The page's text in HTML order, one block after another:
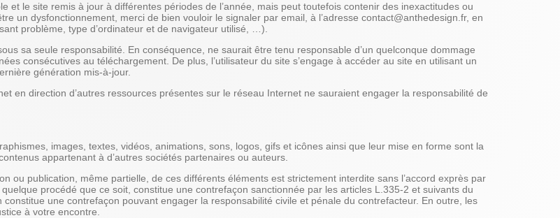
et le site remis à jour à différentes périodes de l’année, mais peut toutefois contenir des inexactitudes ou
un dysfonctionnement, merci de bien vouloir le signaler par email, à l’adresse contact@anthedesign.fr, en
problème, type d’ordinateur et de navigateur utilisé, …).
sa seule responsabilité. En conséquence, ne saurait être tenu responsable d’un quelconque dommage
consécutives au téléchargement. De plus, l’utilisateur du site s’engage à accéder au site en utilisant un
génération mis-à-jour.
en direction d’autres ressources présentes sur le réseau Internet ne sauraient engager la responsabilité de
images, textes, vidéos, animations, sons, logos, gifs et icônes ainsi que leur mise en forme sont la
appartenant à d’autres sociétés partenaires ou auteurs.
ou publication, même partielle, de ces différents éléments est strictement interdite sans l’accord exprès par
procédé que ce soit, constitue une contrefaçon sanctionnée par les articles L.335-2 et suivants du
une contrefaçon pouvant engager la responsabilité civile et pénale du contrefacteur. En outre, les
à votre encontre.